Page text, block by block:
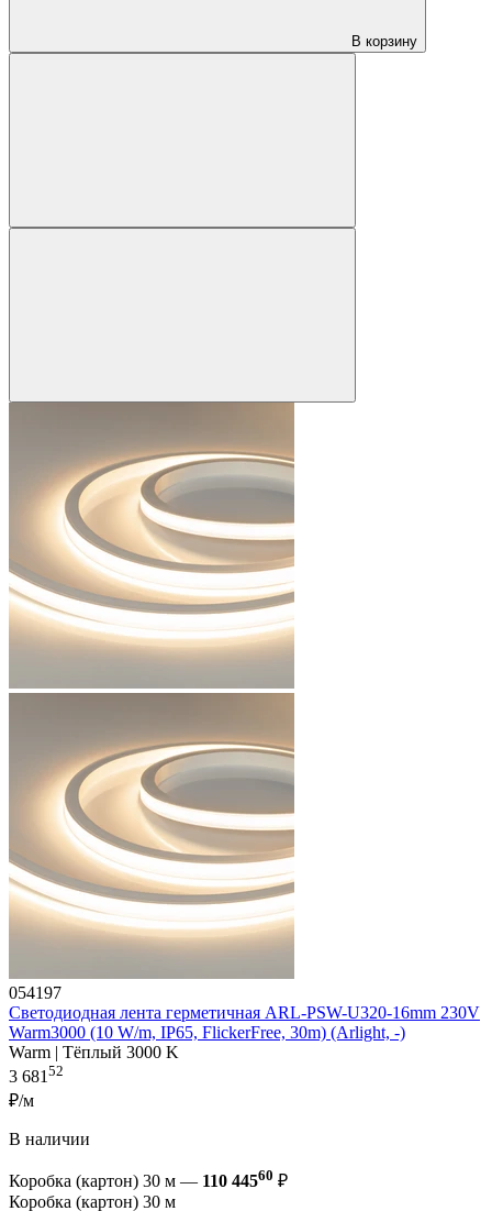
В корзину
054197
Светодиодная лента герметичная ARL-PSW-U320-16mm 230V
Warm3000 (10 W/m, IP65, FlickerFree, 30m) (Arlight, -)
Warm | Тёплый 3000 K
3 68152
₽/м
В наличии
Коробка (картон) 30 м — 110 44560 ₽
Коробка (картон) 30 м